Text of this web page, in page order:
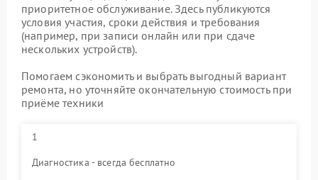
приоритетное обслуживание. Здесь публикуются
условия участия, сроки действия и требования
(например, при записи онлайн или при сдаче
нескольких устройств).
Помогаем сэкономить и выбрать выгодный вариант
ремонта, но уточняйте окончательную стоимость при
приёме техники
1
Диагностика - всегда бесплатно